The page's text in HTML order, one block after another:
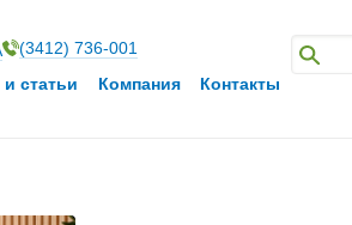
(3412) 736-001
статьи Компания Контакты